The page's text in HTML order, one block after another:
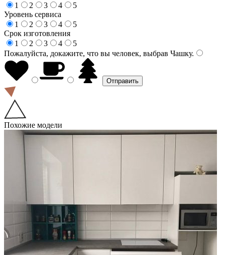
1
2 3 4
5
Уровень сервиса
1
2 3 4
5
Срок изготовления
1
2 3 4
5
Пожалуйста, докажите, что вы человек, выбрав Чашку.
Похожие модели